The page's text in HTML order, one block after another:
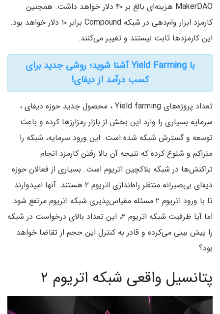
MakerDAO هزینه‌ای بالغ بر ۴۰ دلار خواهد داشت. همچنین
کارمزد ابزار وام‌دهی در شبکه Compound برابر ۱۰ دلار خواهد بود.
این کارمزدها ثابت نیستند و تغییر می‌کنند.
با Yield Farming آشنا شوید؛ روشی جدید برای
کسب درآمد از دیفای!
تعداد پروژه‌های Yield farming ، محصول جدید حوزه دیفای ،
سرمایه بسیاری را وارد این بخش از بازار رمزارزها کرده و باعث
توسعه و گسترش شبکه شده است. این ورود سرمایه، شبکه را
متراکم و شلوغ کرده که نتیجه آن بالا رفتن کارمزد انجام
تراکنش‌ها در شبکه بلاکچین اتریوم است. بسیاری از فعالان حوزه
دیفای بی‌صبرانه منتظر راه‌اندازی اتریوم ۲ هستند. آنها امیدوارند
تا با ورود اتریوم ۲ مسئله مقیاس‌پذیری شبکه اتریوم مرتفع شود.
اما آیا ظرفیت شبکه اتریوم ۲، این تعداد بالای درخواست در شبکه
را پیش بینی می‌کرده و قادر به کنترل این حجم از تقاضا خواهد
بود؟
پتانسیل واقعی شبکه اتریوم ۲